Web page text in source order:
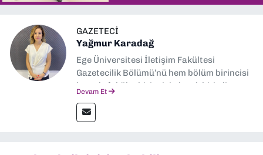
GAZETECI
Yağmur Karadağ
Ege Üniversitesi İletişim Fakültesi
Gazetecilik Bölümü’nü hem bölüm birincisi
hem de fakülte birincisi olarak bitirdim.
İletişim” üzerine yüksek lisans eğitimimi
tamamladım. Halen aynı anabilim dalında
Devam Et